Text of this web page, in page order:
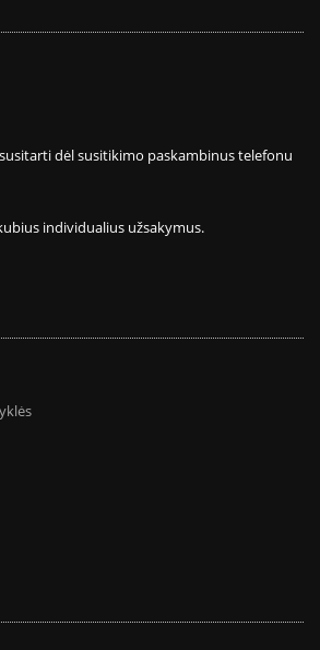
dėl susitikimo paskambinus telefonu
individualius užsakymus.